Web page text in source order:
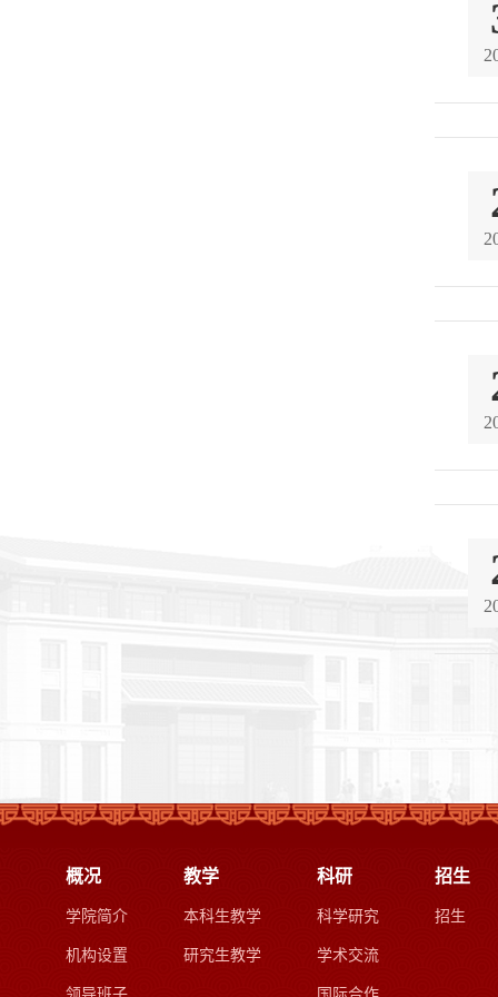
概况
学院简介
机构设置
教学
本科生教学
研究生教学
科研
科学研究
学术交流
招生
招生